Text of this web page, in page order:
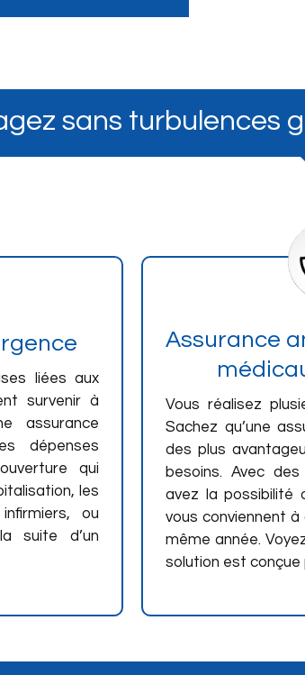
sans turbulences
liées aux
survenir à
assurance
dépenses
qui
les
ou
suite d’un
Assurance
Vous réalisez
Sachez qu’une
des plus
besoins. Avec
avez la possibilité
vous conviennent à
même année.
solution est conçue